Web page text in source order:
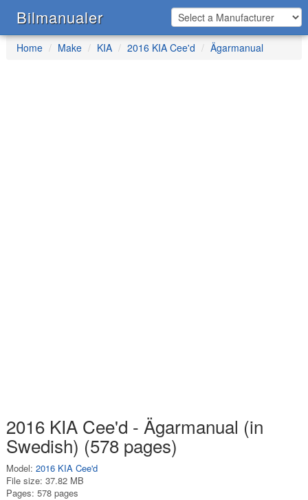
Bilmanualer
Home Make KIA 2016 KIA Cee'd Ägarmanual
2016 KIA Cee'd - Ägarmanual (in
Swedish) (578 pages)
Model: 2016 KIA Cee'd
File size: 37.82 MB
Pages: 578 pages